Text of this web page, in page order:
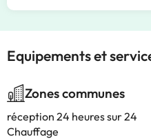
Equipements et
Zones communes
réception 24 heures sur 24
Chauffage